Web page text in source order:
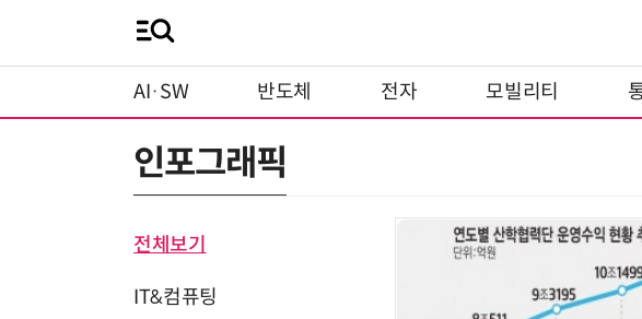
AI·SW 반도체 전자 모빌리티
인포그래픽
전체보기
IT&컴퓨팅